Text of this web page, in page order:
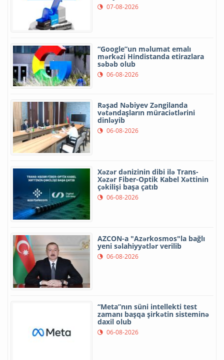
07-08-2026
“Google”un məlumat emalı
mərkəzi Hindistanda etirazlara
səbəb olub
06-08-2026
Rəşad Nəbiyev Zəngilanda
vətəndaşların müraciətlərini
dinləyib
06-08-2026
Xəzər dənizinin dibi ilə Trans-
Xəzər Fiber-Optik Kabel Xəttinin
çəkilişi başa çatıb
06-08-2026
AZCON-a "Azərkosmos"la bağlı
yeni səlahiyyətlər verilib
06-08-2026
“Meta”nın süni intellekti test
zamanı başqa şirkətin sisteminə
daxil olub
06-08-2026